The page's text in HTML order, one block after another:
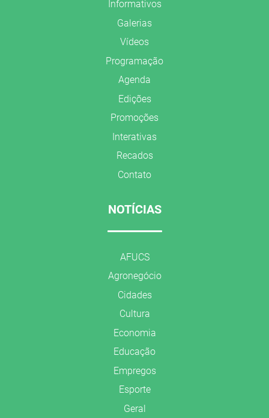
Informativos
Galerias
Vídeos
Programação
Agenda
Edições
Promoções
Interativas
Recados
Contato
NOTÍCIAS
AFUCS
Agronegócio
Cidades
Cultura
Economia
Educação
Empregos
Esporte
Geral